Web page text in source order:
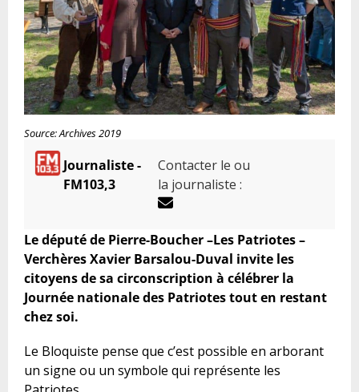
Source: Archives 2019
Journaliste -
FM103,3
Contacter le ou
la journaliste :
Le député de Pierre-Boucher –Les Patriotes –
Verchères Xavier Barsalou-Duval invite les
citoyens de sa circonscription à célébrer la
Journée nationale des Patriotes tout en restant
chez soi.
Le Bloquiste pense que c’est possible en arborant
un signe ou un symbole qui représente les